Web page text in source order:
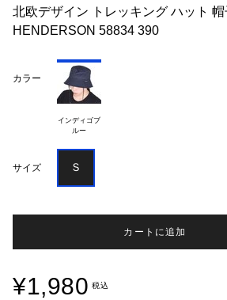
北欧デザイン トレッキング ハット 帽
HENDERSON 58834 390
カラー
インディゴブ
サイズ Ｓ
カートに追加
¥1,980 税込